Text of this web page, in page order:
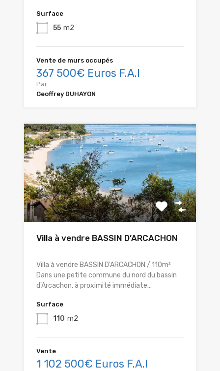
Surface
55 m2
Vente de murs occupés
367 500€ Euros F.A.I
Par
Geoffrey DUHAYON
Villa à vendre BASSIN D’ARCACHON
Villa à vendre BASSIN D'ARCACHON / 110m²
Dans une petite commune du nord du bassin
d'Arcachon, à proximité immédiate…
Surface
110 m2
Vente
1 102 500€ Euros F.A.I